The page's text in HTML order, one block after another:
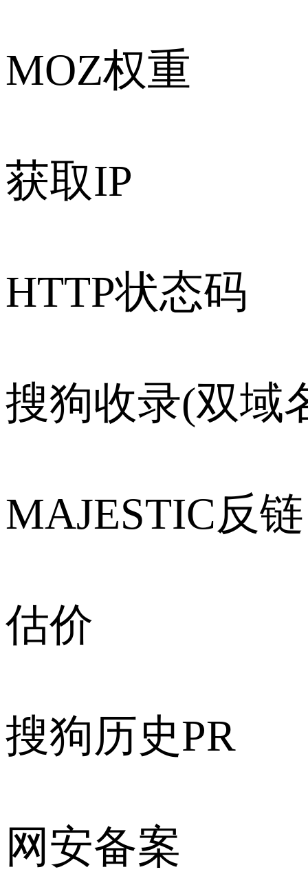
MOZ权重
获取IP
HTTP状态码
搜狗收录(双域
MAJESTIC反链
估价
搜狗历史PR
网安备案